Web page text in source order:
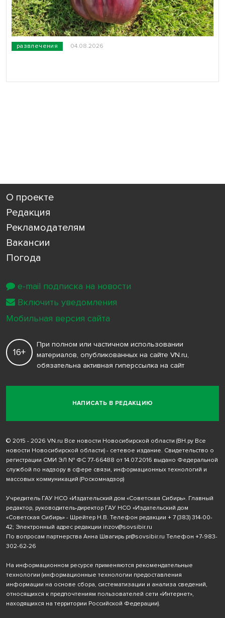
развлечения 04.08.2026
О проекте
Редакция
Рекламодателям
Вакансии
Погода
НАПИСАТЬ В РЕДАКЦИЮ
16+
При полном или частичном использовании
материалов, опубликованных на сайте VN.ru,
обязательна активная гиперссылка на сайт
© 2015 - 2026 VN.ru Все новости Новосибирской области (ВН.ру Все
новости Новосибирской области) - сетевое издание. Свидетельство о
регистрации СМИ ЭЛ № ФС 77-66488 от 14.07.2016 выдано Федеральной
службой по надзору в сфере связи, информационных технологий и
массовых коммуникаций (Роскомнадзор)
Учредитель ГАУ НСО «Издательский дом «Советская Сибирь». Главный
редактор, руководитель-директор ГАУ НСО «Издательский дом
«Советская Сибирь» - Шрейтер Н.В. Телефон редакции + 7 (383) 314-00-
42; Электронный адрес редакции inzov@sovsibir.ru
По вопросам партнерства Анна Швагирь pr@sovsibir.ru Телефон +7-983-
302-62-26
На информационном ресурсе применяются рекомендательные
технологии (информационные технологии предоставления
информации на основе сбора, систематизации и анализа сведений,
относящихся к предпочтениям пользователей сети «Интернет»,
находящихся на территории Российской Федерации).
e-mail подписка на новости
Включить уведомления
Мобильная версия сайта